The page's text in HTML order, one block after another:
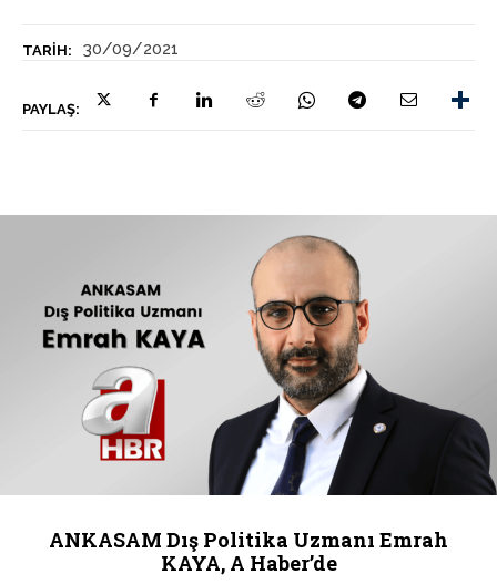
TARIH: 30/09/2021
PAYLAŞ:
ANKASAM Dış Politika Uzmanı Emrah
KAYA, A Haber’de